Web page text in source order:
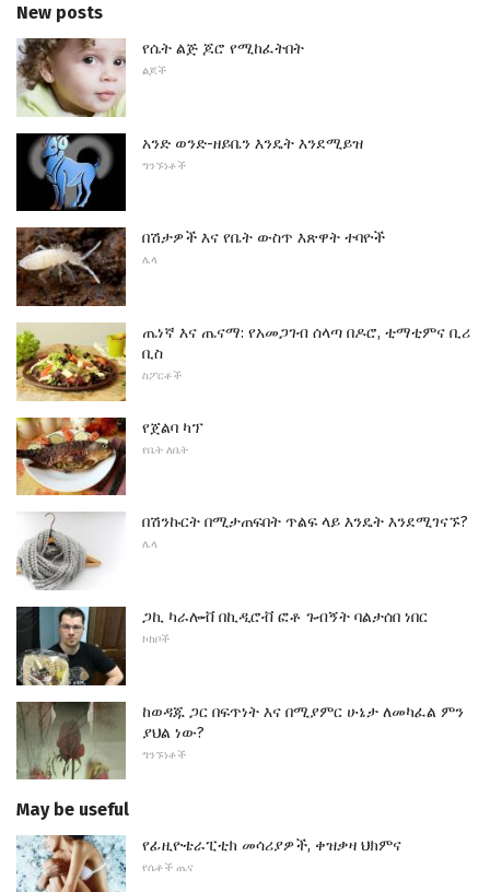
New posts
የሴት ልጅ ጆሮ የሚከፈትበት
ልጆች
አንድ ወንድ-ዘይቤን እንዴት እንደሚይዝ
ግንኙነቶች
በሽታዎች እና የቤት ውስጥ እጽዋት ተባዮች
ሌላ
ጤነኛ እና ጤናማ: የአመጋገብ ሰላጣ በዶሮ, ቲማቲምና ቢሪ
ቢስ
ስፖርቶች
የጀልባ ካፕ
የቤት ለቤት
በሽንኩርት በሚታጠፍበት ጥልፍ ላይ እንዴት እንደሚገናኙ?
ሌላ
ጋኪ ካራሎቭ በኪዲሮቭ ፎቶ ጉብኝት ባልታሰበ ነበር
ኮከቦች
ከወዳጁ ጋር በፍጥነት እና በሚያምር ሁኔታ ለመካፈል ምን
ያህል ነው?
ግንኙነቶች
May be useful
የፊዚዮቴራፒቲክ መሳሪያዎች, ቀዝቃዛ ህክምና
የሴቶች ጤና